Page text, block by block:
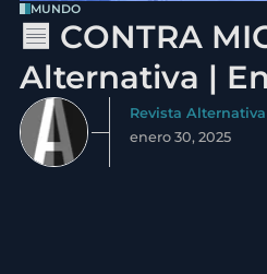
MUNDO
🟦 CONTRA
Alternativa |
Revista Alternativa
enero 30, 2025